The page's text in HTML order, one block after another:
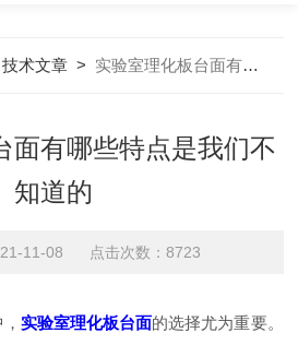
技术文章 > 实验室理化板台面有哪些特点是我们不知道的
面有哪些特点是我们不
知道的
11-08 点击次数：8723
实验室理化板台面的选择尤为重要。